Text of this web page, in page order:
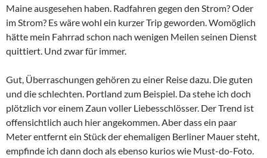
Maine ausgesehen haben. Radfahren gegen den Strom? Oder
im Strom? Es wäre wohl ein kurzer Trip geworden. Womöglich
hätte mein Fahrrad schon nach wenigen Meilen seinen Dienst
quittiert. Und zwar für immer.
Gut, Überraschungen gehören zu einer Reise dazu. Die guten
und die schlechten. Portland zum Beispiel. Da stehe ich doch
plötzlich vor einem Zaun voller Liebesschlösser. Der Trend ist
offensichtlich auch hier angekommen. Aber dass ein paar
Meter entfernt ein Stück der ehemaligen Berliner Mauer steht,
empfinde ich dann doch als ebenso kurios wie Must-do-Foto.